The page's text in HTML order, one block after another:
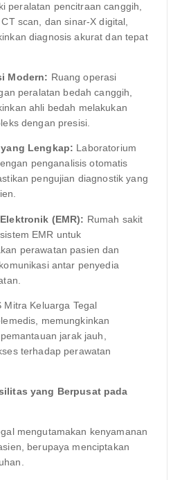
peralatan pencitraan canggih,
scan, dan sinar-X digital,
diagnosis akurat dan tepat
Modern: Ruang operasi
peralatan bedah canggih,
ahli bedah melakukan
dengan presisi.
Lengkap: Laboratorium
penganalisis otomatis
pengujian diagnostik yang
(EMR): Rumah sakit
EMR untuk
perawatan pasien dan
antar penyedia
Mitra Keluarga Tegal
memungkinkan
jarak jauh,
terhadap perawatan
yang Berpusat pada
mengutamakan kenyamanan
berupaya menciptakan